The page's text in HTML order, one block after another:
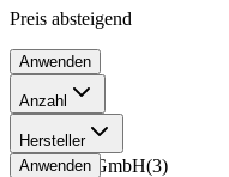
Preis absteigend
Anwenden
Anzahl
2)
30 ml(1)
Hersteller
Sanelle GmbH(3)
Anwenden